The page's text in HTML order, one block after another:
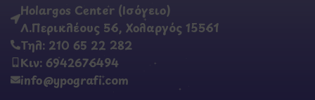
Holargos Center (Ισόγειο)
Λ.Περικλέους 56, Χολαργός 15561
Τηλ: 210 65 22 282
Κιν: 6942676494
info@ypografi.com